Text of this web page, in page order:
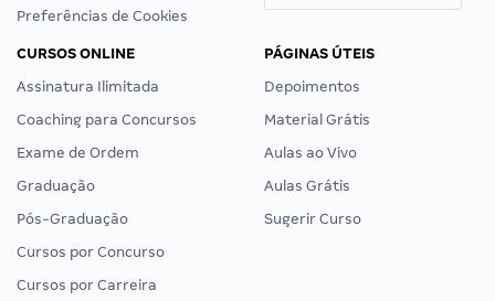
Preferências de Cookies
CURSOS ONLINE
Assinatura Ilimitada
Coaching para Concursos
Exame de Ordem
Graduação
Pós-Graduação
Cursos por Concurso
Cursos por Carreira
PÁGINAS ÚTEIS
Depoimentos
Material Grátis
Aulas ao Vivo
Aulas Grátis
Sugerir Curso